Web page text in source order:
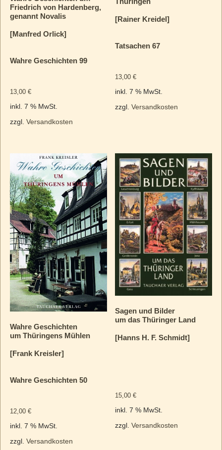
Friedrich von Hardenberg,
genannt Novalis
[Manfred Orlick]
Wahre Geschichten 99
13,00 €
inkl. 7 % MwSt.
zzgl. Versandkosten
[Rainer Kreidel]
Tatsachen 67
13,00€
inkl. 7 % MwSt.
zzgl.Versandkosten
Wahre Geschichten
um Thüringens Mühlen
[Frank Kreisler]
Wahre Geschichten 50
12,00 €
inkl. 7 % MwSt.
zzgl. Versandkosten
Sagen und Bilder
um das Thüringer Land
[Hanns H. F. Schmidt]
15,00€
inkl. 7 % MwSt.
zzgl.Versandkosten